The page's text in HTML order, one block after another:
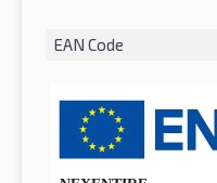
EAN Code